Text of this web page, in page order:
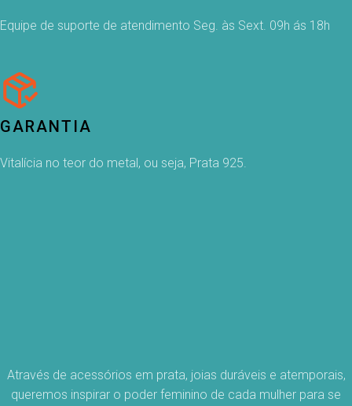
Equipe de suporte de atendimento Seg. às Sext. 09h ás 18h
GARANTIA
Vitalícia no teor do metal, ou seja, Prata 925.
Através de acessórios em prata, joias duráveis e atemporais,
queremos inspirar o poder feminino de cada mulher para se